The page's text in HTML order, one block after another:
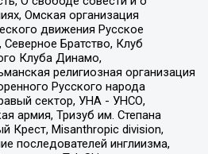
Омская организация
движения Русское
Братство, Клуб
Клуба Динамо,
религиозная организация
Русского народа
сектор, УНА - УНСО,
армия, Тризуб им. Степана
Крест, Misanthropic division,
последователей инглиизма,